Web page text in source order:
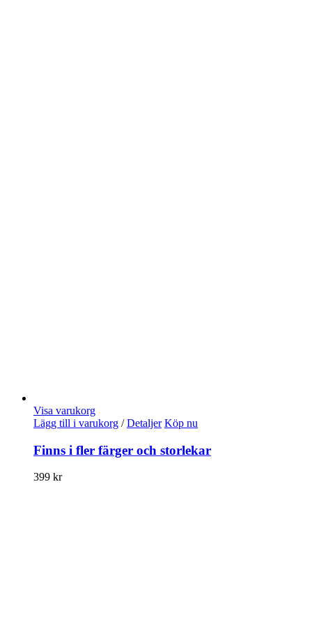
Visa varukorg
Lägg till i varukorg / Detaljer Köp nu
Finns i fler färger och storlekar
399 kr